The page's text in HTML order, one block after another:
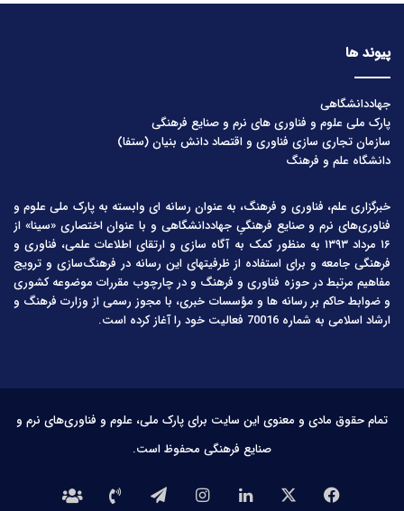
پیوند ها
جهاددانشگاهی
پارک ملی علوم و فناوری های نرم و صنایع فرهنگی
سازمان تجاری سازی فناوری و اقتصاد دانش بنیان (ستفا)
دانشگاه علم و فرهنگ
خبرگزاری علم، فناوری و فرهنگ، به عنوان رسانه ای وابسته به پارک ملی علوم و
فناوری‌های نرم و صنایع فرهنگیِ جهاددانشگاهی و با عنوان اختصاری «سینا» از
۱۶ مرداد ۱۳۹۳ به منظور کمک به آگاه سازی و ارتقای اطلاعات علمی، فناوری و
فرهنگی جامعه و برای استفاده از ظرفیتهای این رسانه در فرهنگ‌سازی و ترویج
مفاهیم مرتبط در حوزه فناوری و فرهنگ و در چارچوب مقررات موضوعه کشوری
و ضوابط حاکم بر رسانه ها و مؤسسات خبری، با مجوز رسمی از وزارت فرهنگ و
ارشاد اسلامی به شماره 70016 فعالیت خود را آغاز کرده است.
تمام حقوق مادی و معنوی این سایت برای پارک ملی، علوم و فناوری‌های نرم و
صنایع فرهنگی محفوظ است.
فیس لینکدیناینستاگرامتلگرامتماس درباره